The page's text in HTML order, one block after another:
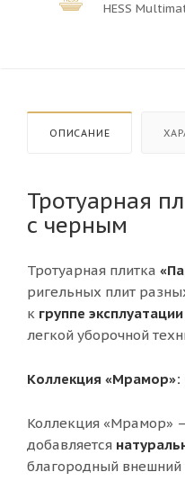
HESS
ОПИСАНИЕ
Тротуарная
с черным
Тротуарная плитка
ригельных плит
к группе эксплуатации
легкой уборочной
Коллекция «Мрамор»:
Коллекция «Мрамор»
добавляется
благородный внешний